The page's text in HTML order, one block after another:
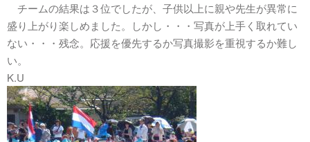
チームの結果は３位でしたが、子供以上に親や先生が異常に
盛り上がり楽しめました。しかし・・・写真が上手く取れてい
ない・・・残念。応援を優先するか写真撮影を重視するか難し
い。
K.U